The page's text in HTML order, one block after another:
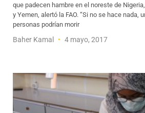
que padecen hambre en el noreste de
y Yemen, alertó la FAO. “Si no se hace nada,
personas podrían morir
Baher Kamal 4 mayo, 2017